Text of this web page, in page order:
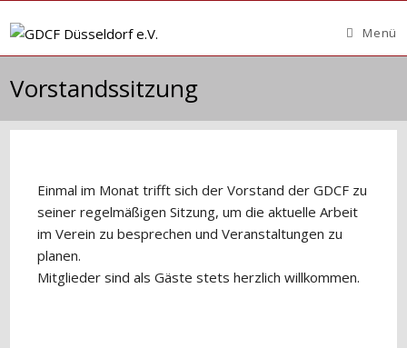
Inhalt
Menü
Vorstandssitzung
Einmal im Monat trifft sich der Vorstand der GDCF zu
seiner regelmäßigen Sitzung, um die aktuelle Arbeit
im Verein zu besprechen und Veranstaltungen zu
planen.
Mitglieder sind als Gäste stets herzlich willkommen.